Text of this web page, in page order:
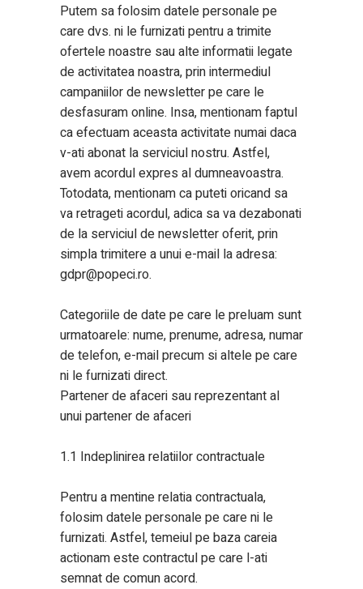
Putem sa folosim datele personale pe
care dvs. ni le furnizati pentru a trimite
ofertele noastre sau alte informatii legate
de activitatea noastra, prin intermediul
campaniilor de newsletter pe care le
desfasuram online. Insa, mentionam faptul
ca efectuam aceasta activitate numai daca
v-ati abonat la serviciul nostru. Astfel,
avem acordul expres al dumneavoastra.
Totodata, mentionam ca puteti oricand sa
va retrageti acordul, adica sa va dezabonati
de la serviciul de newsletter oferit, prin
simpla trimitere a unui e-mail la adresa:
gdpr@popeci.ro.
Categoriile de date pe care le preluam sunt
urmatoarele: nume, prenume, adresa, numar
de telefon, e-mail precum si altele pe care
ni le furnizati direct.
Partener de afaceri sau reprezentant al
unui partener de afaceri
1.1 Indeplinirea relatiilor contractuale
Pentru a mentine relatia contractuala,
folosim datele personale pe care ni le
furnizati. Astfel, temeiul pe baza careia
actionam este contractul pe care l-ati
semnat de comun acord.